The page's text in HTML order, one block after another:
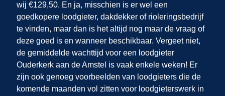
wij €129,50. En ja, misschien is er wel een
goedkopere loodgieter, dakdekker of rioleringsbedrijf
te vinden, maar dan is het altijd nog maar de vraag of
deze goed is en wanneer beschikbaar. Vergeet niet,
de gemiddelde wachttijd voor een loodgieter
Ouderkerk aan de Amstel is vaak enkele weken! Er
zijn ook genoeg voorbeelden van loodgieters die de
komende maanden vol zitten voor loodgieterswerk in